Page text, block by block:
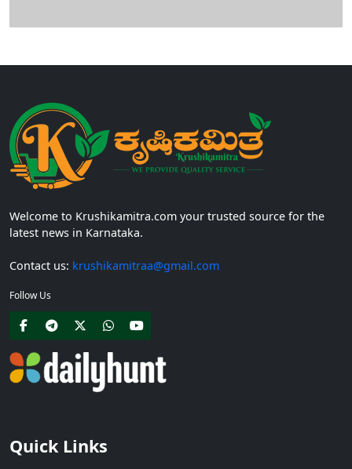
Welcome to Krushikamitra.com your trusted source for the
latest news in Karnataka.
Contact us: krushikamitraa@gmail.com
Follow Us
Quick Links